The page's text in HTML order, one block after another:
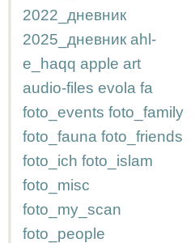
2022_дневник
2025_дневник ahl-
e_haqq apple art
audio-files evola fa
foto_events foto_family
foto_fauna foto_friends
foto_ich foto_islam
foto_misc
foto_my_scan
foto_people